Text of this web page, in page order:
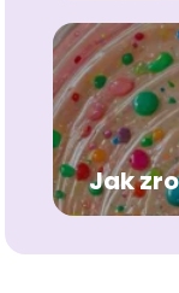
Jak